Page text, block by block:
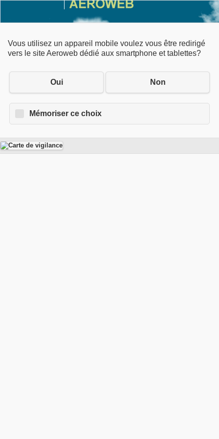
Vous utilisez un appareil mobile voulez vous être redirigé
vers le site Aeroweb dédié aux smartphone et tablettes?
Oui Non
Mémoriser ce choix